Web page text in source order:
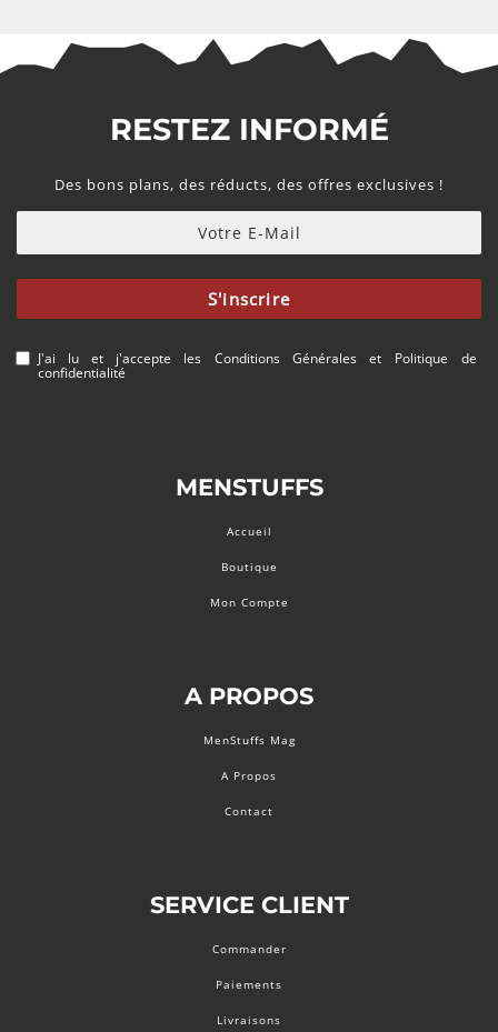
RESTEZ INFORMÉ
Des bons plans, des réducts, des offres exclusives !
S'inscrire
J'ai lu et j'accepte les Conditions Généraleset Politique de
confidentialité
MENSTUFFS
Accueil
Boutique
Mon Compte
A PROPOS
MenStuffs Mag
A Propos
Contact
SERVICE CLIENT
Commander
Paiements
Livraisons